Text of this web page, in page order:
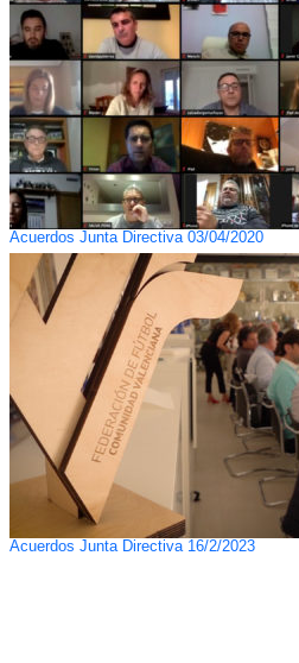
Acuerdos Junta Directiva 03/04/2020
Acuerdos Junta Directiva 16/2/2023